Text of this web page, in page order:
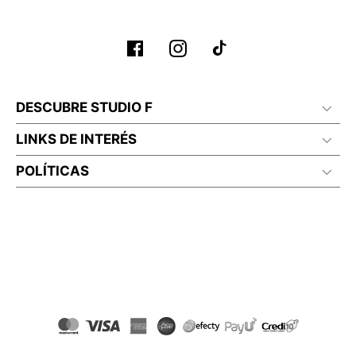
DESCUBRE STUDIO F
LINKS DE INTERÉS
POLÍTICAS